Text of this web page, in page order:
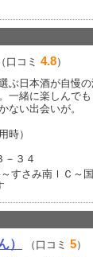
（口コミ 4.8）
ぶ日本酒が自
一緒に楽しんで
ない出会いが。
時）
－３４
すさみ南ＩＣ～
） （口コミ 5）